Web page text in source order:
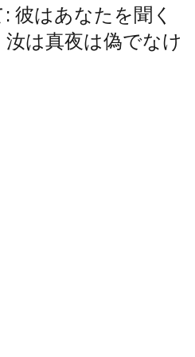
彼はあなたを聞く
は真夜は偽でなけ